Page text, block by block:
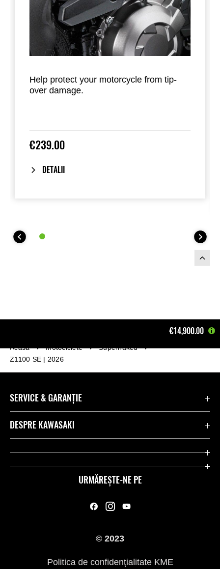
Help protect your motorcycle from tip-
over damage.
€239.00
DETALII
€14,900.00
Acasă Motociclete
Supernaked
Z1100 SE | 2026
URMĂREȘTE-NE PE
SERVICE & GARANȚIE
Contactează-ne
Link-uri utile
DESPRE KAWASAKI
Companie
© 2023
Politica de confidențialitate KME